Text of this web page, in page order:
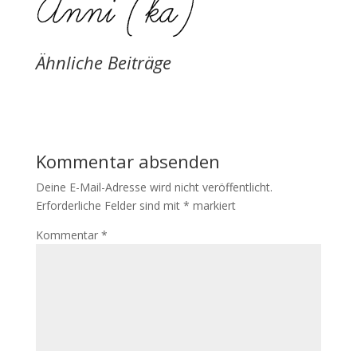
Ähnliche Beiträge
Kommentar absenden
Deine E-Mail-Adresse wird nicht veröffentlicht.
Erforderliche Felder sind mit * markiert
Kommentar *